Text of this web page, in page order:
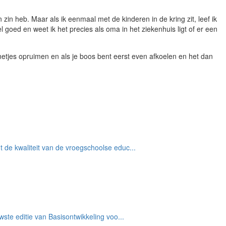
heb. Maar als ik eenmaal met de kinderen in de kring zit, leef ik
en weet ik het precies als oma in het ziekenhuis ligt of er een
opruimen en als je boos bent eerst even afkoelen en het dan
de kwaliteit van de vroegschoolse educ...
editie van Basisontwikkeling voo...